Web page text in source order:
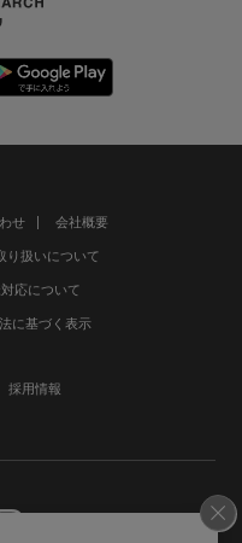
せ 会社概要
り扱いについて
応について
に基づく表示
採用情報